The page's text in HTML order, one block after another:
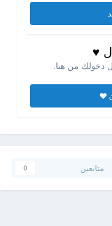
♥
من هنا.
♥
متابعين 0